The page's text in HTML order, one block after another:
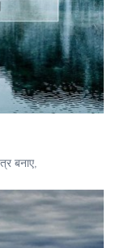
बनाए,